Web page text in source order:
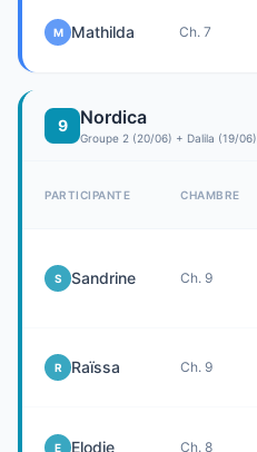
M Mathilda Ch. 7
9 Nordica
Groupe 2 (20/06) + Dalila (19/06)
PARTICIPANTE CHAMBRE
S Sandrine Ch. 9
R Raïssa Ch. 9
E Elodie Ch. 8